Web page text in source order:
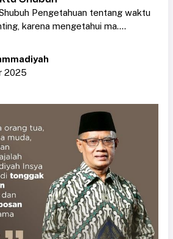
Pengetahuan tentang waktu
karena mengetahui ma....
2025